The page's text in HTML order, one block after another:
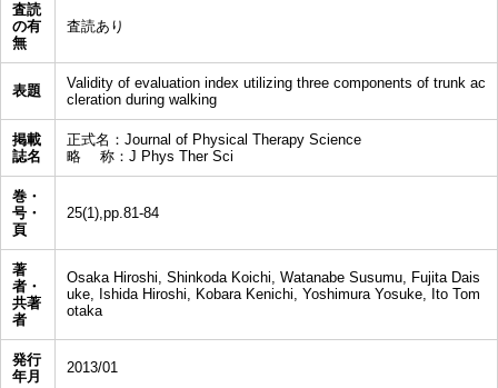
査読
の有
無
査読あり
表題
Validity of evaluation index utilizing three components of trunk ac
cleration during walking
掲載
誌名
正式名：Journal of Physical Therapy Science
略 称：J Phys Ther Sci
巻・
号・
頁
25(1),pp.81-84
著
者・
共著
者
Osaka Hiroshi, Shinkoda Koichi, Watanabe Susumu, Fujita Dais
uke, Ishida Hiroshi, Kobara Kenichi, Yoshimura Yosuke, Ito Tom
otaka
発行
年月
2013/01